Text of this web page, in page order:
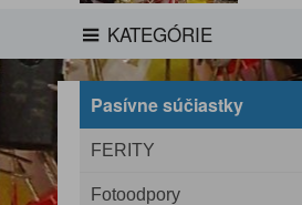
KATEGÓRIE
Pasívne súčiastky
FERITY
Fotoodpory